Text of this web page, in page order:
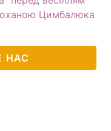
Цимбалюка
НАС